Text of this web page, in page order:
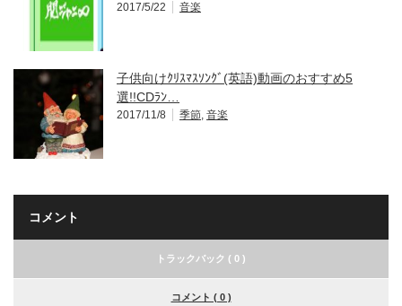
2017/5/22 音楽
子供向けｸﾘｽﾏｽｿﾝｸﾞ(英語)動画のおすすめ5
選!!CDﾗﾝ…
2017/11/8 季節, 音楽
コメント
トラックバック ( 0 )
コメント ( 0 )